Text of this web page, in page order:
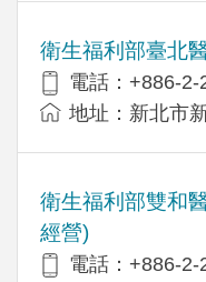
衛生福利部臺北
電話：+886-2-
地址：新北市
衛生福利部雙和
經營)
電話：+​886-2-